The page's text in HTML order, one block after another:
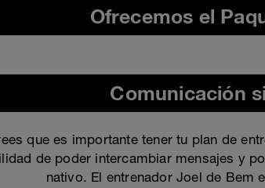
Ofrecemos el
Comunicación
que es importante tener tu plan de
de poder intercambiar mensajes y
nativo. El entrenador Joel de Bem